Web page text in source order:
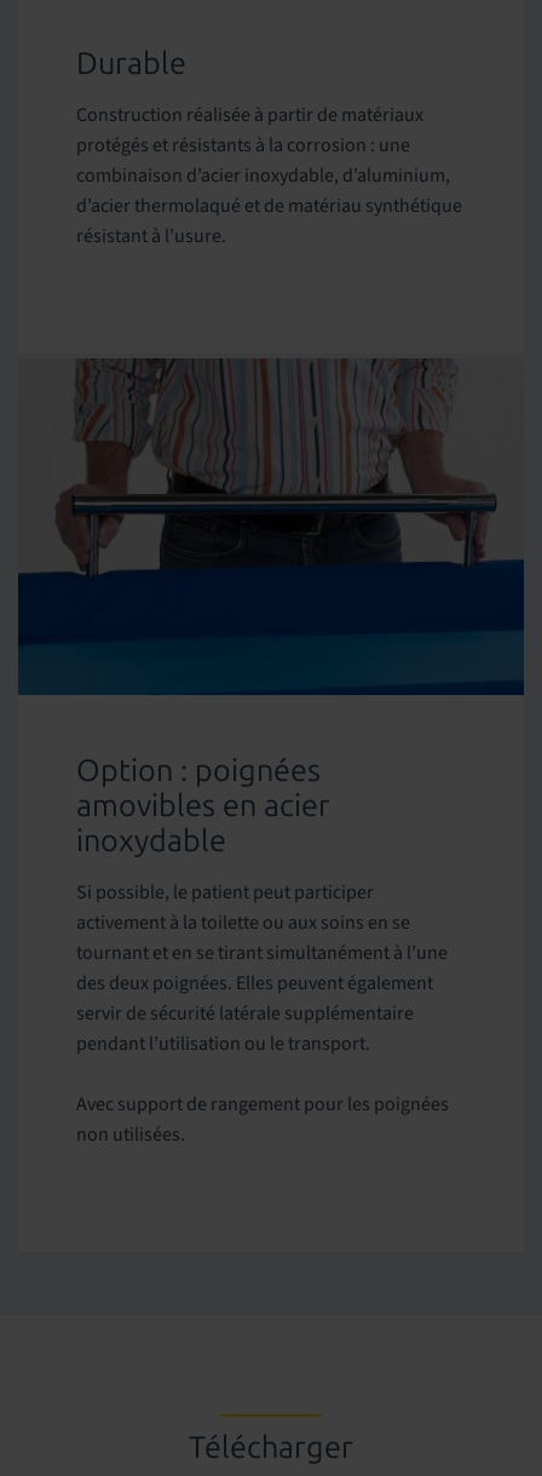
Durable
Construction réalisée à partir de matériaux
protégés et résistants à la corrosion : une
combinaison d’acier inoxydable, d’aluminium,
d’acier thermolaqué et de matériau synthétique
résistant à l’usure.
Option : poignées
amovibles en acier
inoxydable
Si possible, le patient peut participer
activement à la toilette ou aux soins en se
tournant et en se tirant simultanément à l’une
des deux poignées. Elles peuvent également
servir de sécurité latérale supplémentaire
pendant l’utilisation ou le transport.
Avec support de rangement pour les poignées
non utilisées.
Télécharger